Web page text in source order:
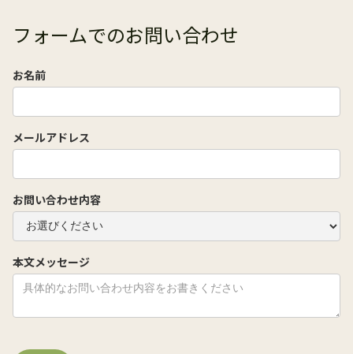
フォームでのお問い合わせ
お名前
メールアドレス
お問い合わせ内容
本文メッセージ